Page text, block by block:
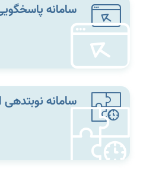
سامانه
سامانه نوبتدهی